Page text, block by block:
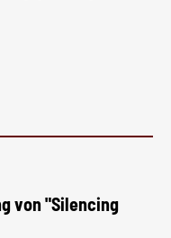
von "Silencing